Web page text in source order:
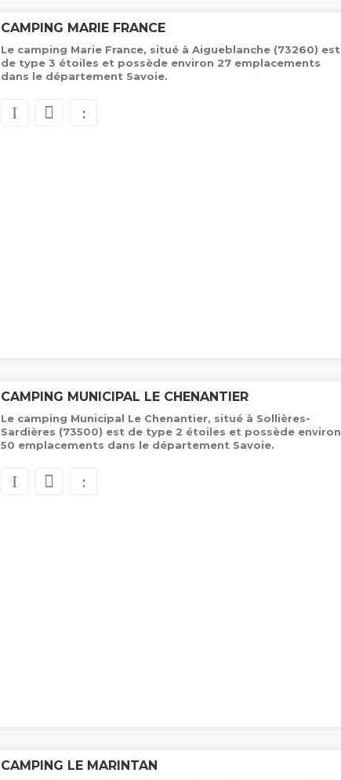
CAMPING MARIE FRANCE
Le camping Marie France, situé à Aigueblanche (73260) est
de type 3 étoiles et possède environ 27 emplacements
dans le département Savoie.
CAMPING MUNICIPAL LE CHENANTIER
Le camping Municipal Le Chenantier, situé à Sollières-
Sardières (73500) est de type 2 étoiles et possède environ
50 emplacements dans le département Savoie.
CAMPING LE MARINTAN